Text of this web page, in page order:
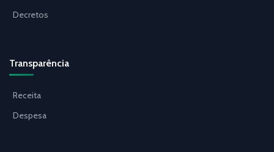
Decretos
Transparência
Receita
Despesa